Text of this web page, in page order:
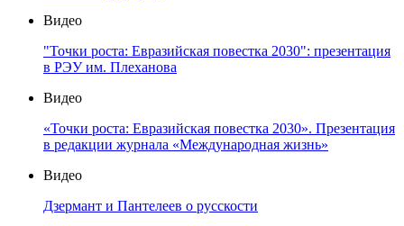
Видео
"Точки роста: Евразийская повестка 2030": презентация
в РЭУ им. Плеханова
Видео
«Точки роста: Евразийская повестка 2030». Презентация
в редакции журнала «Международная жизнь»
Видео
Дзермант и Пантелеев о русскости